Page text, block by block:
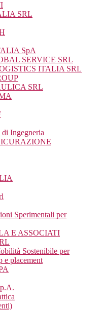
SRL
SpA
SERVICE SRL
ITALIA SRL
SRL
Ingegneria
Sperimentali per
E ASSOCIATI
Sostenibile per
e placement